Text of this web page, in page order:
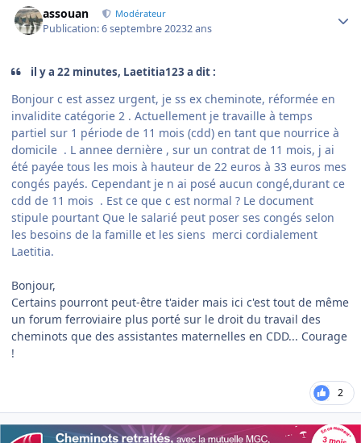
assouan Modérateur
Publication:6 septembre 20232 ans
il y a 22 minutes, Laetitia123 a dit :
Bonjour c est assez urgent, je ss ex cheminote, réformée en
invalidite catégorie 2 . Actuellement je travaille à temps
partiel sur 1 période de 11 mois (cdd) en tant que nourrice à
domicile . L annee dernière , sur un contrat de 11 mois, j ai
été payée tous les mois à hauteur de 22 euros à 33 euros mes
congés payés. Cependant je n ai posé aucun congé,durant ce
cdd de 11 mois . Est ce que c est normal ? Le document
stipule pourtant Que le salarié peut poser ses congés selon
les besoins de la famille et les siens merci cordialement
Laetitia.
Bonjour,
Certains pourront peut-être t'aider mais ici c'est tout de même
un forum ferroviaire plus porté sur le droit du travail des
cheminots que des assistantes maternelles en CDD... Courage
!
2